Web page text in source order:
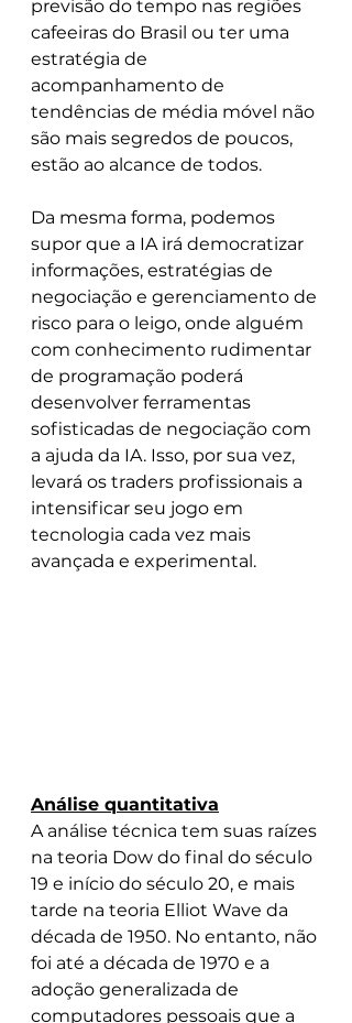
previsão do tempo nas regiões
cafeeiras do Brasil ou ter uma
estratégia de
acompanhamento de
tendências de média móvel não
são mais segredos de poucos,
estão ao alcance de todos.
Da mesma forma, podemos
supor que a IA irá democratizar
informações, estratégias de
negociação e gerenciamento de
risco para o leigo, onde alguém
com conhecimento rudimentar
de programação poderá
desenvolver ferramentas
sofisticadas de negociação com
a ajuda da IA. Isso, por sua vez,
levará os traders profissionais a
intensificar seu jogo em
tecnologia cada vez mais
avançada e experimental.
Análise quantitativa
A análise técnica tem suas raízes
na teoria Dow do final do século
19 e início do século 20, e mais
tarde na teoria Elliot Wave da
década de 1950. No entanto, não
foi até a década de 1970 e a
adoção generalizada de
computadores pessoais que a